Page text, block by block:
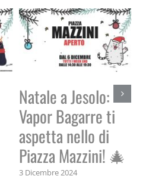
Natale a Jesolo:
Vapor Bagarre ti
aspetta nello di
Piazza Mazzini! 🎄
3 Dicembre 2024